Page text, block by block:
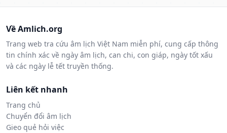
Về Amlich.org
Trang web tra cứu âm lịch Việt Nam miễn phí, cung cấp thông
tin chính xác về ngày âm lịch, can chi, con giáp, ngày tốt xấu
và các ngày lễ tết truyền thống.
Liên kết nhanh
Trang chủ
Chuyển đổi âm lịch
Gieo quẻ hỏi việc